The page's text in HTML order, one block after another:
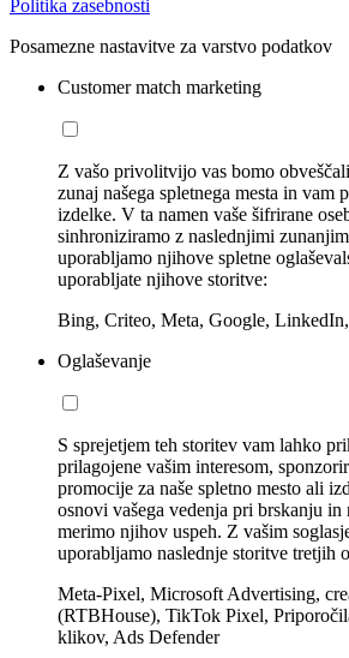
Politika zasebnosti
Posamezne nastavitve za varstvo podatkov
Customer match marketing
Z vašo privolitvijo vas bomo
zunaj našega spletnega mesta in vam
izdelke. V ta namen vaše šifrirane
sinhroniziramo z naslednjimi
uporabljamo njihove spletne
uporabljate njihove storitve:
Bing, Criteo, Meta, Google,
Oglaševanje
S sprejetjem teh storitev vam lahko
prilagojene vašim interesom,
promocije za naše spletno mesto ali
osnovi vašega vedenja pri brskanju in
merimo njihov uspeh. Z vašim
uporabljamo naslednje storitve tretjih
Meta-Pixel, Microsoft Advertising,
(RTBHouse), TikTok Pixel,
klikov, Ads Defender